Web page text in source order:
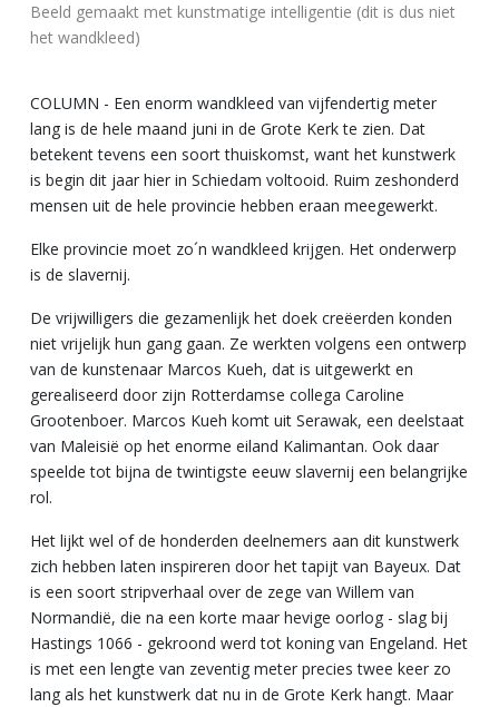
Beeld gemaakt met kunstmatige intelligentie (dit is dus niet
het wandkleed)
COLUMN - Een enorm wandkleed van vijfendertig meter
lang is de hele maand juni in de Grote Kerk te zien. Dat
betekent tevens een soort thuiskomst, want het kunstwerk
is begin dit jaar hier in Schiedam voltooid. Ruim zeshonderd
mensen uit de hele provincie hebben eraan meegewerkt.
Elke provincie moet zo´n wandkleed krijgen. Het onderwerp
is de slavernij.
De vrijwilligers die gezamenlijk het doek creëerden konden
niet vrijelijk hun gang gaan. Ze werkten volgens een ontwerp
van de kunstenaar Marcos Kueh, dat is uitgewerkt en
gerealiseerd door zijn Rotterdamse collega Caroline
Grootenboer. Marcos Kueh komt uit Serawak, een deelstaat
van Maleisië op het enorme eiland Kalimantan. Ook daar
speelde tot bijna de twintigste eeuw slavernij een belangrijke
rol.
Het lijkt wel of de honderden deelnemers aan dit kunstwerk
zich hebben laten inspireren door het tapijt van Bayeux. Dat
is een soort stripverhaal over de zege van Willem van
Normandië, die na een korte maar hevige oorlog - slag bij
Hastings 1066 - gekroond werd tot koning van Engeland. Het
is met een lengte van zeventig meter precies twee keer zo
lang als het kunstwerk dat nu in de Grote Kerk hangt. Maar